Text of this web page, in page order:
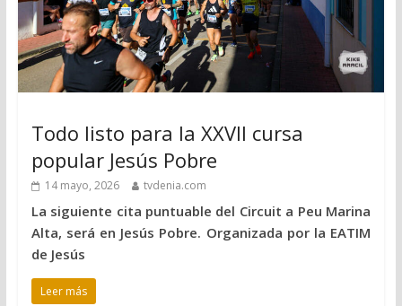
Todo listo para la XXVII cursa
popular Jesús Pobre
14 mayo, 2026 tvdenia.com
La siguiente cita puntuable del Circuit a Peu Marina
Alta, será en Jesús Pobre. Organizada por la EATIM
de Jesús
Leer más